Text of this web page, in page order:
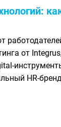
от
HR-